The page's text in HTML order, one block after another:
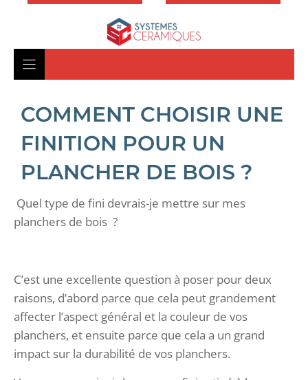
COMMENT CHOISIR UNE
FINITION POUR UN
PLANCHER DE BOIS ?
Quel type de fini devrais-je mettre sur mes
planchers de bois ?
C’est une excellente question à poser pour deux
raisons, d’abord parce que cela peut grandement
affecter l’aspect général et la couleur de vos
planchers, et ensuite parce que cela a un grand
impact sur la durabilité de vos planchers.